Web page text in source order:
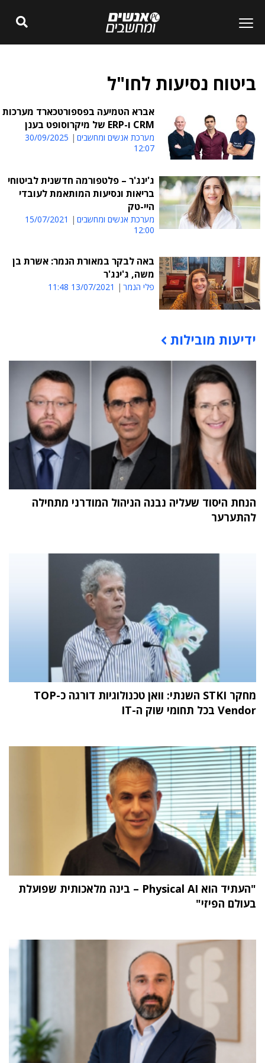
ביטוח נסיעות לחו"ל
אברא הטמיעה בפספורטכארד מערכות
CRM ו-ERP של מיקרוסופט בענן
מערכת אנשים ומחשבים
30/09/2025
12:07
ג'ינג'ר – פלטפורמה חדשנית לביטוחי
בריאות ונסיעות המותאמת לעובדי
היי-טק
מערכת אנשים ומחשבים
15/07/2021
12:00
באה לבקר במאורת הנמר: אשרת בן
משה, ג'ינג'ר
פלי הנמר 13/07/2021 11:48
תוכן פרסומי
ידיעות מובילות
הנחת היסוד שעליה נבנה הניהול המודרני מתחילה
להתערער
מחקר STKI השנתי: וואן טכנולוגיות דורגה כ-TOP
Vendor בכל תחומי שוק ה-IT
"העתיד הוא Physical AI – בינה מלאכותית שפועלת
בעולם הפיזי"